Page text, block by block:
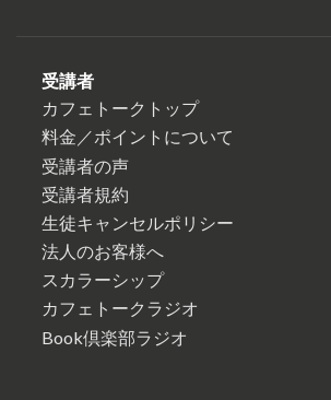
受講者
カフェトークトップ
料金／ポイントについて
受講者の声
受講者規約
生徒キャンセルポリシー
法人のお客様へ
スカラーシップ
カフェトークラジオ
Book倶楽部ラジオ